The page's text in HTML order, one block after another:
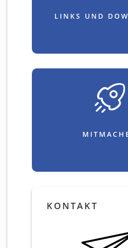
LINKS UND
KONTAKT